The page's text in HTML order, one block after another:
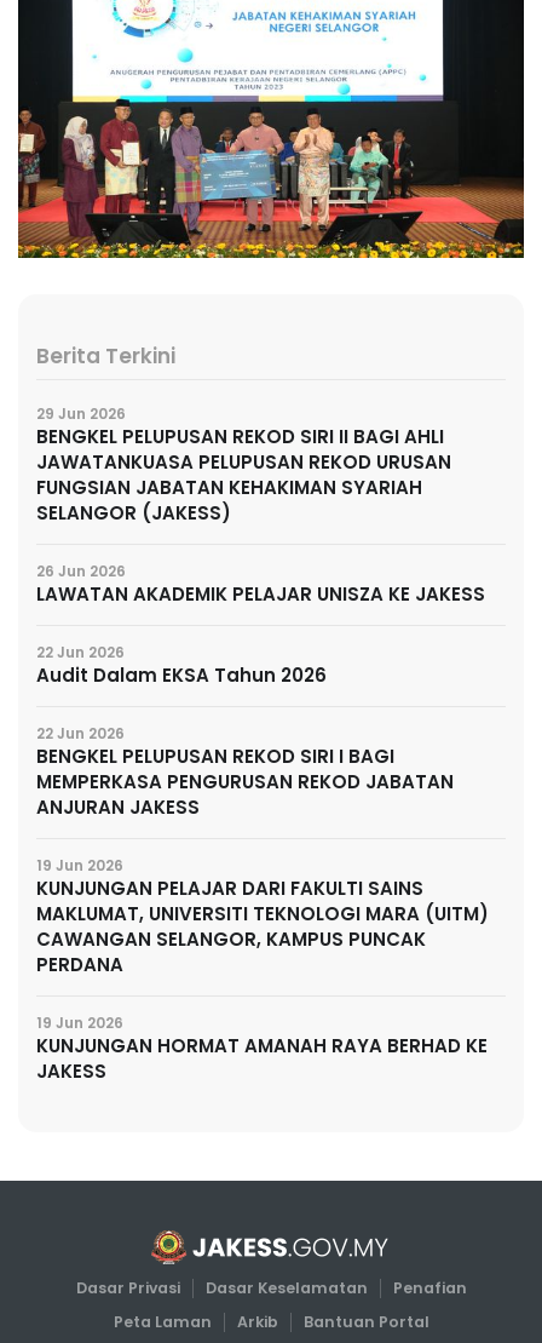
Berita Terkini
29 Jun 2026
BENGKEL PELUPUSAN REKOD SIRI II BAGI AHLI
JAWATANKUASA PELUPUSAN REKOD URUSAN
FUNGSIAN JABATAN KEHAKIMAN SYARIAH
SELANGOR (JAKESS)
26 Jun 2026
LAWATAN AKADEMIK PELAJAR UNISZA KE JAKESS
22 Jun 2026
Audit Dalam EKSA Tahun 2026
22 Jun 2026
BENGKEL PELUPUSAN REKOD SIRI I BAGI
MEMPERKASA PENGURUSAN REKOD JABATAN
ANJURAN JAKESS
19 Jun 2026
KUNJUNGAN PELAJAR DARI FAKULTI SAINS
MAKLUMAT, UNIVERSITI TEKNOLOGI MARA (UITM)
CAWANGAN SELANGOR, KAMPUS PUNCAK
PERDANA
19 Jun 2026
KUNJUNGAN HORMAT AMANAH RAYA BERHAD KE
JAKESS
Dasar Privasi Dasar Keselamatan
Penafian
Peta Laman
Arkib
Bantuan Portal